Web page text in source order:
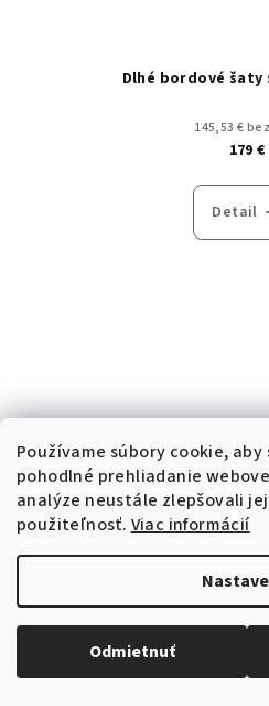
Používame súbory cookie, aby
pohodlné prehliadanie
analýze neustále zlepšovali
použiteľnosť. Viac informácií
Odmietnuť
Dlhé bordové šaty
145,53 €
179 €
Detail